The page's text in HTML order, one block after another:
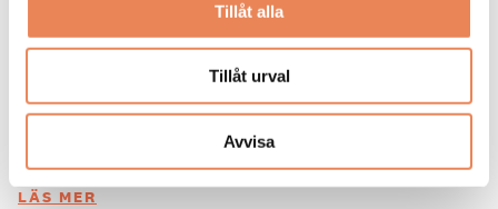
Tillåt alla
Tillåt urval
Avvisa
Kock
Arbetsgivare: Smådalarö Gård Hotell & Spa
Sista ansökningsdag: 2026-08-30
LÄS MER